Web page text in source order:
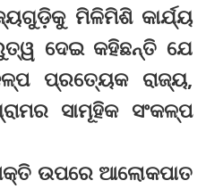
ମିଳିମିଶି କାର୍ଯ୍ୟ
ଦେଇ କହିଛନ୍ତି ଯେ
ପ୍ରତ୍ୟେକ ରାଜ୍ୟ,
ସାମୂହିକ ସଂକଳ୍ପ
ଉପରେ ଆଲୋକପାତ